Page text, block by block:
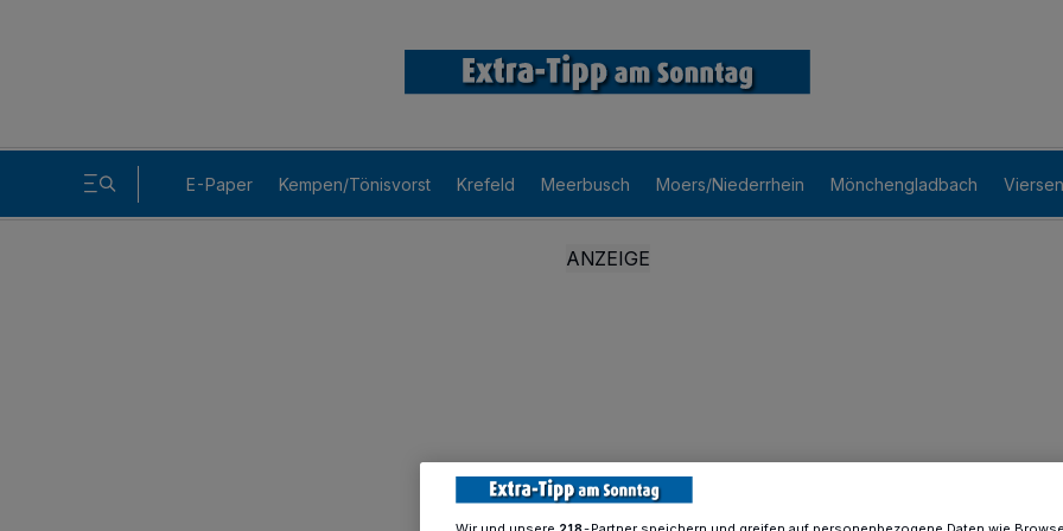
E-Paper Kempen/Tönisvorst Krefeld Meerbusch Moers/Niederrhein Mönchengladbach Viersen